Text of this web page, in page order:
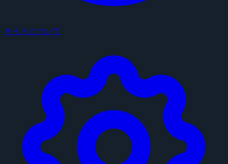
サイトについて